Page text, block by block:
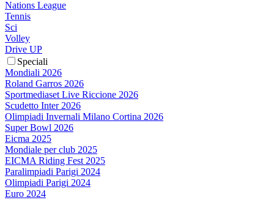
Nations League
Tennis
Sci
Volley
Drive UP
Speciali
Mondiali 2026
Roland Garros 2026
Sportmediaset Live Riccione 2026
Scudetto Inter 2026
Olimpiadi Invernali Milano Cortina 2026
Super Bowl 2026
Eicma 2025
Mondiale per club 2025
EICMA Riding Fest 2025
Paralimpiadi Parigi 2024
Olimpiadi Parigi 2024
Euro 2024